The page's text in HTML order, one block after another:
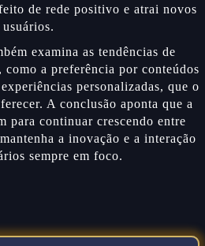
de rede positivo e atrai novos
usuários.
examina as tendências de
como a preferência por conteúdos
personalizadas, que o
A conclusão aponta que a
para continuar crescendo entre
a inovação e a interação
sempre em foco.